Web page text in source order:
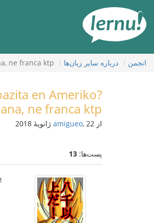
محتوا
انجمن درباره ساير زبان‌ها ne franca ktp
en Ameriko?
ne franca ktp
از amigueo, 22 ژانویهٔ 2018
پست‌ها: 13
1 فوریهٔ 2018،‏ 22:15:53